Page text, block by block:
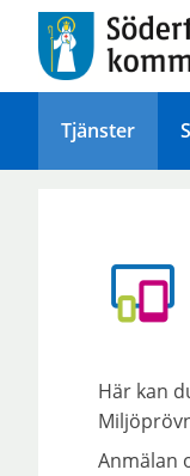
Tjänster
Här kan
Anmälan